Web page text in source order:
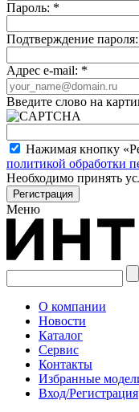
Пароль: *
Подтверждение пароля:
Адрес e-mail: *
Введите слово на
Нажимая кнопку
политикой обработки
Необходимо принять
Меню
О компании
Новости
Каталог
Сервис
Контакты
Избранные
Вход/Регистрация